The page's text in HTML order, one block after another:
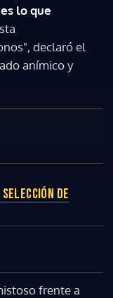
lo que
declaró el
anímico y
DE
frente a